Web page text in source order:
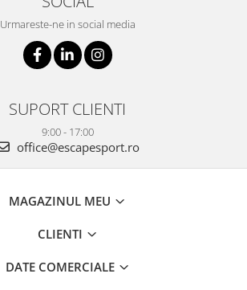
Urmareste-ne in social media
SUPORT CLIENTI
9:00 - 17:00
office@escapesport.ro
MAGAZINUL MEU
CLIENTI
DATE COMERCIALE